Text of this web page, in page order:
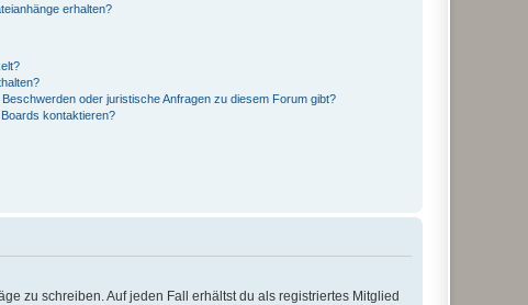
erhalten?
oder juristische Anfragen zu diesem Forum gibt?
kontaktieren?
zu schreiben. Auf jeden Fall erhältst du als registriertes Mitglied